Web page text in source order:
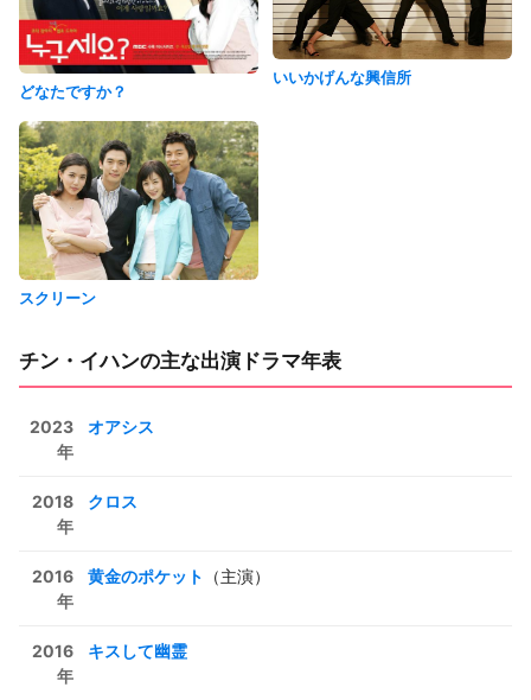
どなたですか？
いいかげんな興信所
スクリーン
チン・イハンの主な出演ドラマ年表
2023
年
オアシス
2018
年
クロス
2016
年
黄金のポケット （主演）
2016
年
キスして幽霊